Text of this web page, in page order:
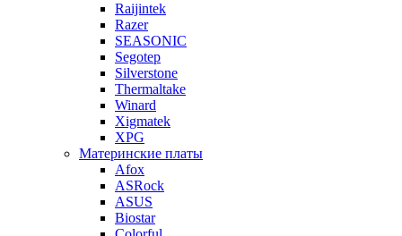
Raijintek
Razer
SEASONIC
Segotep
Silverstone
Thermaltake
Winard
Xigmatek
XPG
Материнские платы
Afox
ASRock
ASUS
Biostar